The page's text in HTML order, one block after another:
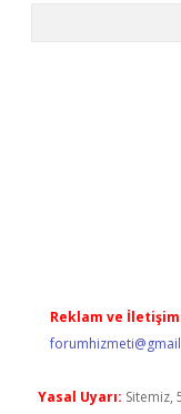
Reklam ve
Yasal Uyarı: Sitemiz,